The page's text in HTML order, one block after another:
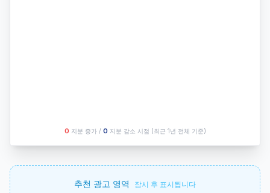
O 지분 증가 / O 지분 감소 시점 (최근 1년 전체 기준)
추천 광고 영역 잠시 후 표시됩니다